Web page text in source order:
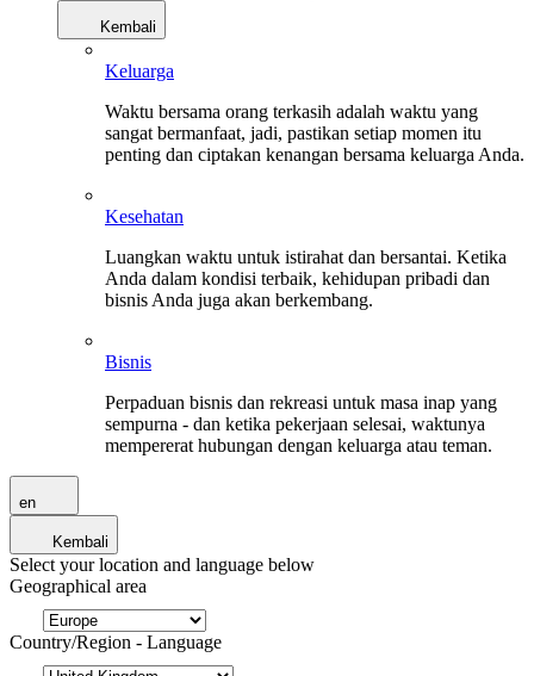
Kembali
Keluarga
Waktu bersama orang terkasih adalah waktu yang
sangat bermanfaat, jadi, pastikan setiap momen itu
penting dan ciptakan kenangan bersama keluarga Anda.
Kesehatan
Luangkan waktu untuk istirahat dan bersantai. Ketika
Anda dalam kondisi terbaik, kehidupan pribadi dan
bisnis Anda juga akan berkembang.
Bisnis
Perpaduan bisnis dan rekreasi untuk masa inap yang
sempurna - dan ketika pekerjaan selesai, waktunya
mempererat hubungan dengan keluarga atau teman.
en
Kembali
Select your location and language below
Geographical area
Country/Region - Language